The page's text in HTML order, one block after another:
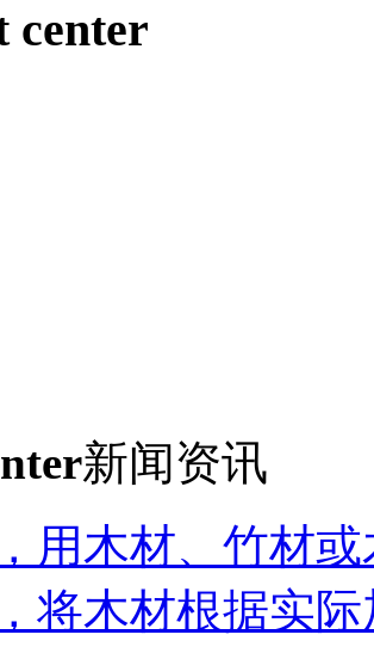
center
新闻资讯
用木材、竹材
将木材根据实